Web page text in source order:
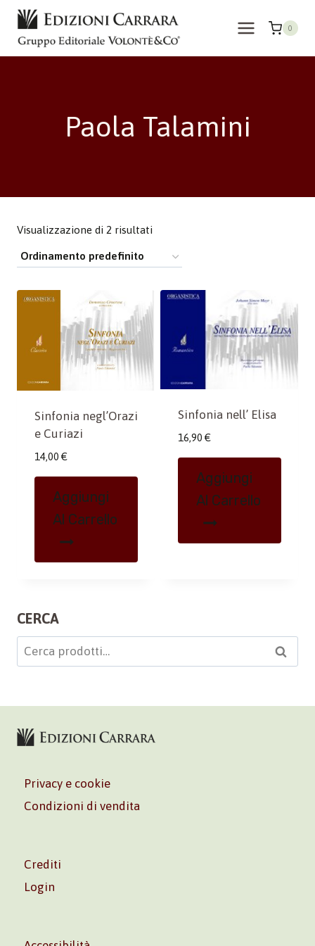
Salta
contenuto
0
Paola Talamini
Visualizzazione di 2 risultati
Sinfonia negl’Orazi
e Curiazi
14,00 €
Aggiungi
Al Carrello
Sinfonia nell’ Elisa
16,90 €
Aggiungi
Al Carrello
CERCA
Cerca: Cerca
Privacy e cookie
Condizioni di vendita
Crediti
Login